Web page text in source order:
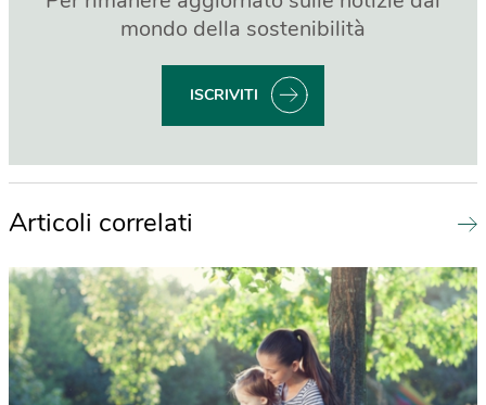
mondo della sostenibilità
ISCRIVITI
Articoli correlati